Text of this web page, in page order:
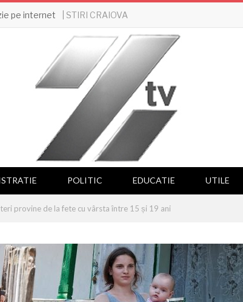
pe internet | STIRI CRAIOVA
POLITIC EDUCATIE UTILE
provine de la fete cu vârsta între 15 și 19 ani